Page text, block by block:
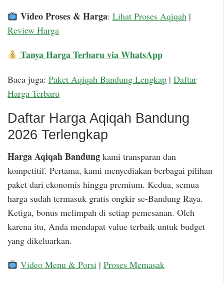
Video Proses & Harga: Lihat Proses Aqiqah|
Review Harga
Tanya Harga Terbaru via WhatsApp
Baca juga: Paket Aqiqah Bandung Lengkap | Daftar
Harga Terbaru
Daftar Harga Aqiqah Bandung
2026 Terlengkap
Harga Aqiqah Bandung kami transparan dan
kompetitif. Pertama, kami menyediakan berbagai pilihan
paket dari ekonomis hingga premium. Kedua, semua
harga sudah termasuk gratis ongkir se-Bandung Raya.
Ketiga, bonus melimpah di setiap pemesanan. Oleh
karena itu, Anda mendapat value terbaik untuk budget
yang dikeluarkan.
Video Menu & Porsi| Proses Memasak